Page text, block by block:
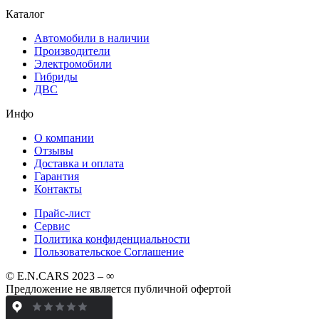
Каталог
Автомобили в наличии
Производители
Электромобили
Гибриды
ДВС
Инфо
О компании
Отзывы
Доставка и оплата
Гарантия
Контакты
Прайс-лист
Сервис
Политика конфиденциальности
Пользовательское Соглашение
© E.N.CARS 2023 – ∞
Предложение не является публичной офертой